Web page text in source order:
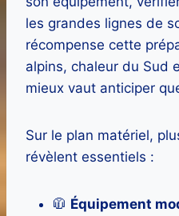
les grandes lignes de
récompense cette
alpins, chaleur du Sud
mieux vaut anticiper
Sur le plan matériel,
révèlent essentiels :
🧥 Équipement